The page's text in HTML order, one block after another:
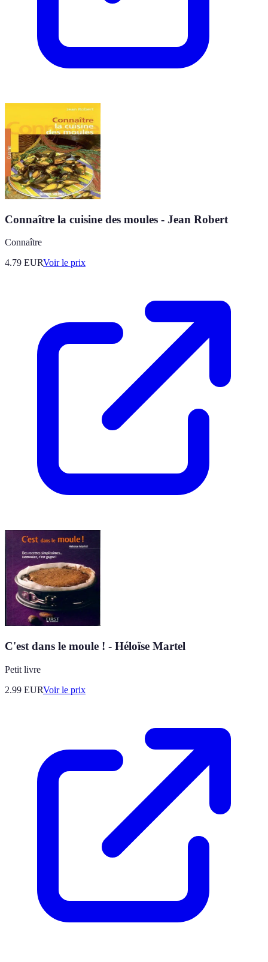
Connaître la cuisine des moules - Jean Robert
Connaître
4.79 EURVoir le prix
C'est dans le moule ! - Héloïse Martel
Petit livre
2.99 EURVoir le prix